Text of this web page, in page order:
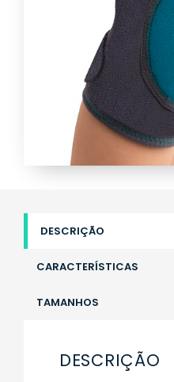
DESCRIÇÃO
CARACTERÍSTICAS
TAMANHOS
DESCRIÇÃO